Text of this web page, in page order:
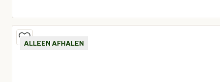
Huidige prijs € 2,25
ALLEEN AFHALEN